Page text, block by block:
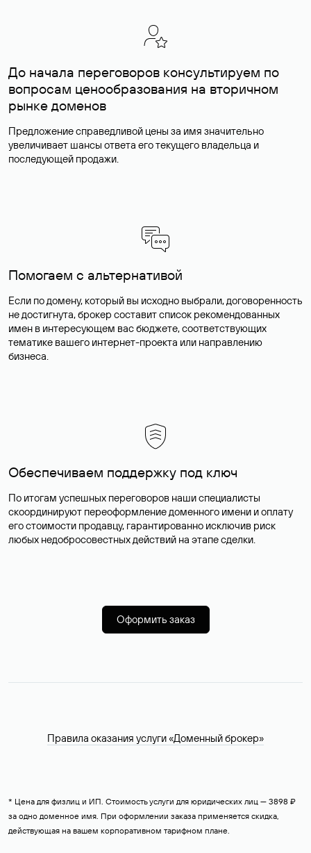
До начала переговоров консультируем по
вопросам ценообразования на вторичном
рынке доменов
Предложение справедливой цены за имя значительно
увеличивает шансы ответа его текущего владельца и
последующей продажи.
Помогаем с альтернативой
Если по домену, который вы исходно выбрали, договоренность
не достигнута, брокер составит список рекомендованных
имен в интересующем вас бюджете, соответствующих
тематике вашего интернет-проекта или направлению
бизнеса.
Обеспечиваем поддержку под ключ
По итогам успешных переговоров наши специалисты
скоординируют переоформление доменного имени и оплату
его стоимости продавцу, гарантированно исключив риск
любых недобросовестных действий на этапе сделки.
Оформить заказ
Правила оказания услуги «Доменный брокер»
* Цена для физлиц и ИП. Стоимость услуги для юридических лиц — 3898 ₽
за одно доменное имя. При оформлении заказа применяется скидка,
действующая на вашем корпоративном тарифном плане.